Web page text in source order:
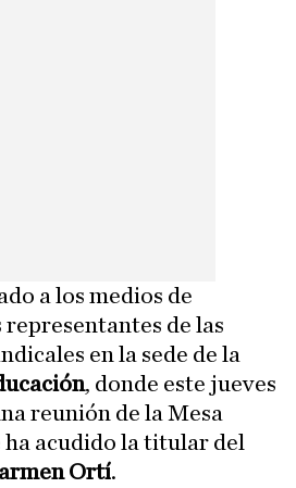
a los medios de
de las
en la sede de la
, donde este jueves
reunión de la Mesa
acudido la titular del
Ortí.